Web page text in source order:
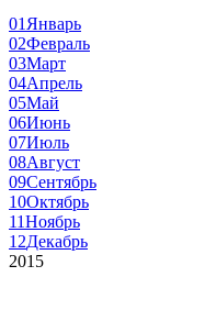
01 Январь
02Февраль
03Март
04Апрель
05Май
06Июнь
07Июль
08Август
09Сентябрь
10Октябрь
11Ноябрь
12Декабрь
2015